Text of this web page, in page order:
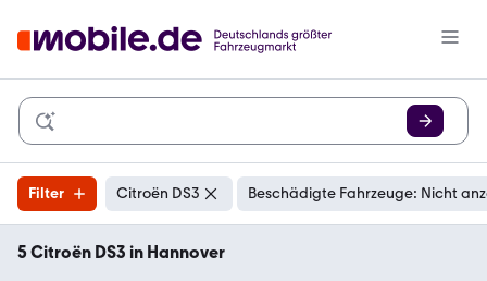
Filter Citroën DS3 Beschädigte Fahrzeuge: Nicht
5 Citroën DS3 in Hannover